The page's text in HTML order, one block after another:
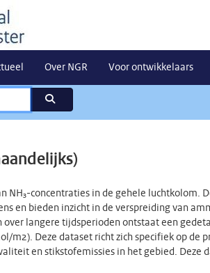
Over NGR Voor ontwikkelaars
NH₃-concentraties in de gehele luchtkolom.
en bieden inzicht in de verspreiding van
langere tijdsperioden ontstaat een
m2). Deze dataset richt zich specifiek op de
en stikstofemissies in het gebied. Deze